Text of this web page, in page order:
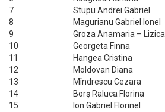
7
Stupu Andrei Gabriel
8
Magurianu Gabriel Ionel
9
Groza Anamaria – Lizica
10
Georgeta Finna
11
Hangea Cristina
12
Moldovan Diana
13
Mîndrescu Cezara
14
Borș Raluca Florina
15
Ion Gabriel Florinel